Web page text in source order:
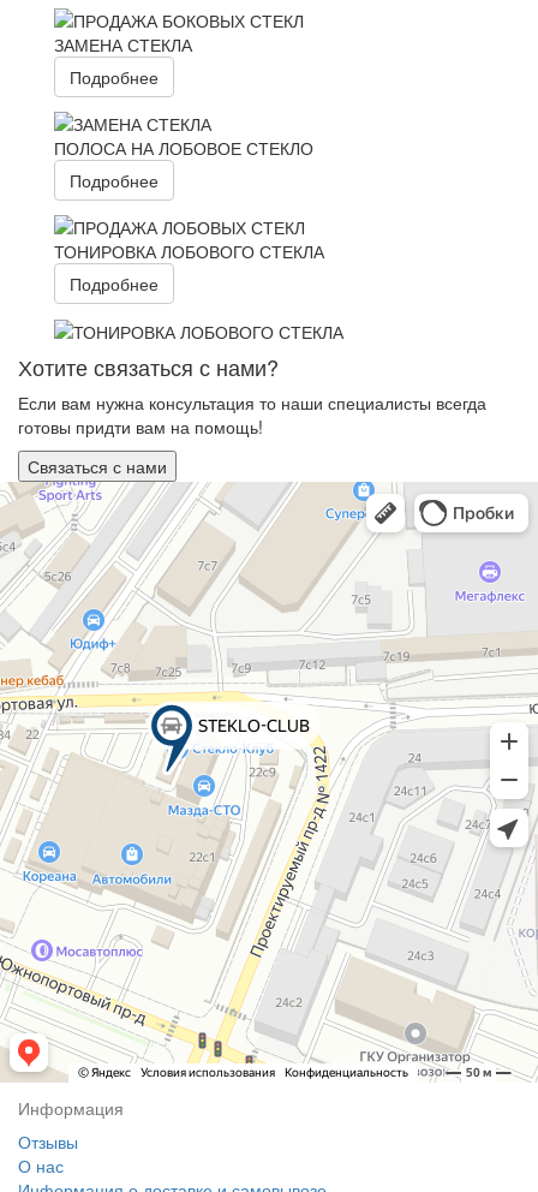
ЗАМЕНА СТЕКЛА
Подробнее
ПОЛОСА НА ЛОБОВОЕ СТЕКЛО
Подробнее
ТОНИРОВКА ЛОБОВОГО СТЕКЛА
Подробнее
Хотите связаться с нами?
Если вам нужна консультация то наши специалисты всегда
готовы придти вам на помощь!
Связаться с нами
Информация
Отзывы
О нас